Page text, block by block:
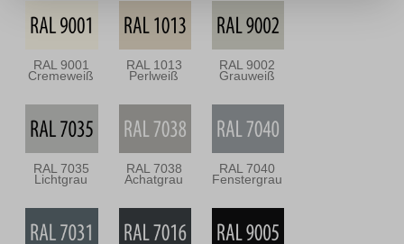
RAL 9001
Cremeweiß
RAL 1013
Perlweiß
RAL 9002
Grauweiß
RAL 7035
Lichtgrau
RAL 7038
Achatgrau
RAL 7040
Fenstergrau